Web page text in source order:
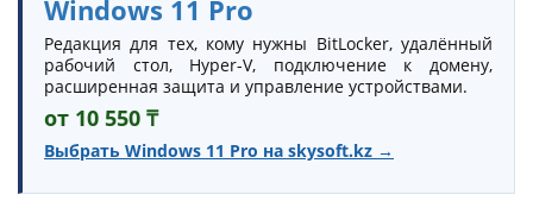
Windows 11 Pro
Редакция для тех, кому нужны BitLocker, удалённый
рабочий стол, Hyper-V, подключение к домену,
расширенная защита и управление устройствами.
от 10 550 ₸
Выбрать Windows 11 Pro на skysoft.kz →